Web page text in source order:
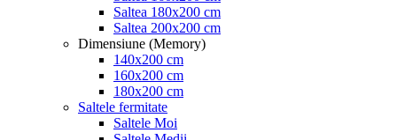
Saltea 180x200 cm
Saltea 200x200 cm
Dimensiune (Memory)
140x200 cm
160x200 cm
180x200 cm
Saltele fermitate
Saltele Moi